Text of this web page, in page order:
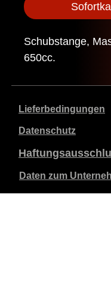
Schubstange,
650cc.
Lieferbedingungen
Datenschutz
Daten zum